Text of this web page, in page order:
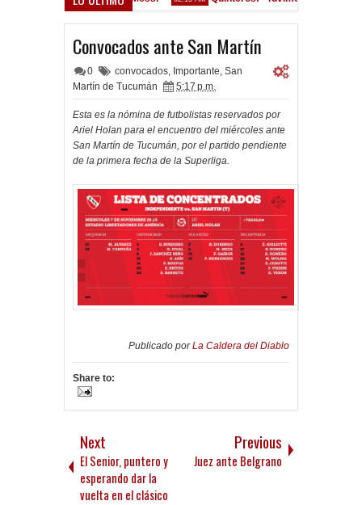
Convocados ante San Martín
0 convocados, Importante, San
Martín de Tucumán
5:17 p.m.
Esta es la nómina de futbolistas reservados por
Ariel Holan para el encuentro del miércoles ante
San Martín de Tucumán, por el partido pendiente
de la primera fecha de la Superliga.
Publicado porLa Caldera del Diablo
Share to:
Next
El Senior, puntero y
esperando dar la
vuelta en el clásico
Previous
Juez ante Belgrano